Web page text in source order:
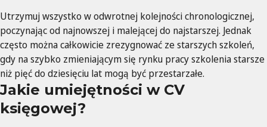
Utrzymuj wszystko w odwrotnej kolejności chronologicznej,
poczynając od najnowszej i malejącej do najstarszej. Jednak
często można całkowicie zrezygnować ze starszych szkoleń,
gdy na szybko zmieniającym się rynku pracy szkolenia starsze
niż pięć do dziesięciu lat mogą być przestarzałe.
Jakie umiejętności w CV
księgowej?